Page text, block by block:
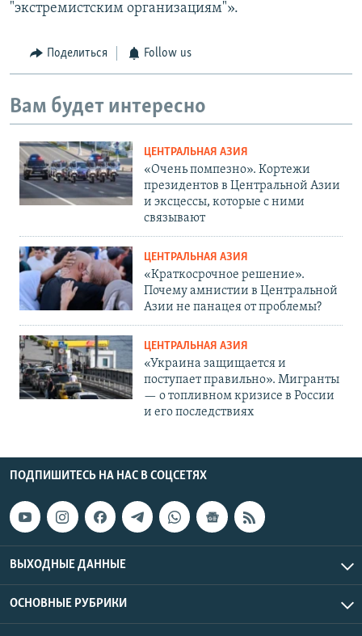
"экстремистским организациям"».
Поделиться Follow us
Вам будет интересно
ЦЕНТРАЛЬНАЯ АЗИЯ
«Очень помпезно». Кортежи
президентов в Центральной Азии
и эксцессы, которые с ними
связывают
ЦЕНТРАЛЬНАЯ АЗИЯ
«Краткосрочное решение».
Почему амнистии в Центральной
Азии не панацея от проблемы?
ЦЕНТРАЛЬНАЯ АЗИЯ
«Украина защищается и
поступает правильно». Мигранты
— о топливном кризисе в России
и его последствиях
ПОДПИШИТЕСЬ НА НАС В СОЦСЕТЯХ
ВЫХОДНЫЕ ДАННЫЕ
ОСНОВНЫЕ РУБРИКИ